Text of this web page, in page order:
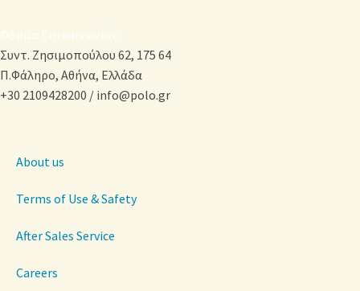
Φόρμα Επικοινωνίας
Συντ. Ζησιμοπούλου 62, 175 64
Π.Φάληρο, Αθήνα, Ελλάδα
+30 2109428200 / info@polo.gr
About us
Terms of Use & Safety
After Sales Service
Careers